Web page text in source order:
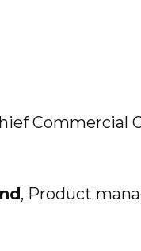
Commercial
, Product